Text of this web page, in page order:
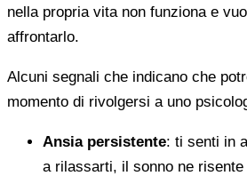
nella propria vita non funziona e
affrontarlo.
Alcuni segnali che indicano che
momento di rivolgersi a uno
Ansia persistente: ti senti in
a rilassarti, il sonno ne risente